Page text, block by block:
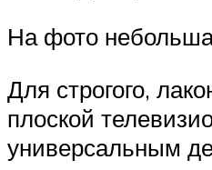
На фото
Для строгого,
плоской
универсальным